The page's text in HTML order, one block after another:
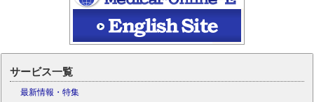
サービス一覧
最新情報・特集